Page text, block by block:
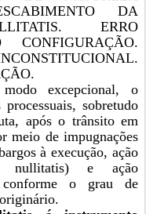
DA
ERRO
excepcional, o
sobretudo
após o trânsito em
meio de impugnações
à execução, ação
nullitatis) e ação
conforme o grau de